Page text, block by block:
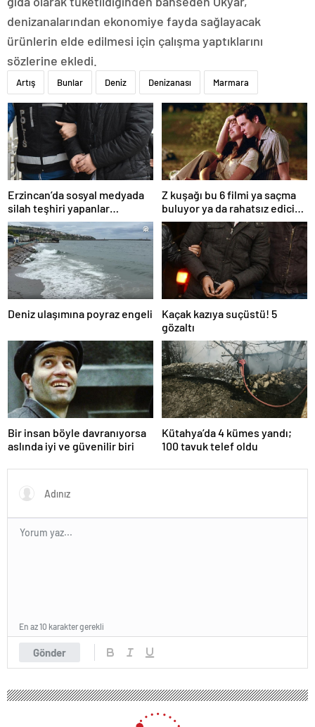
denizanalarından ekonomiye fayda sağlayacak
ürünlerin elde edilmesi için çalışma yaptıklarını
sözlerine ekledi.
Artış Bunlar Deniz Denizanası Marmara
Erzincan’da sosyal medyada
silah teşhiri yapanlar
yakalandı
Z kuşağı bu 6 filmi ya saçma
buluyor ya da rahatsız edici
ve toksik!
Deniz ulaşımına poyraz engeli
Kaçak kazıya suçüstü! 5
gözaltı
Bir insan böyle davranıyorsa
aslında iyi ve güvenilir biri
Kütahya’da 4 kümes yandı;
100 tavuk telef oldu
Gönder
En az 10 karakter gerekli